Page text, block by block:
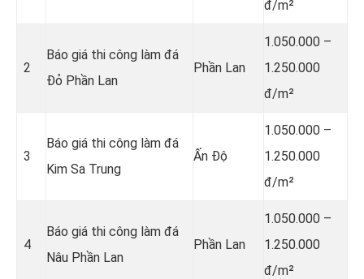
đ/m²
2
Báo giá thi công làm đá
Đỏ Phần Lan
Phần Lan
1.050.000 –
1.250.000
đ/m²
3
Báo giá thi công làm đá
Kim Sa Trung
Ấn Độ
1.050.000 –
1.250.000
đ/m²
4
Báo giá thi công làm đá
Nâu Phần Lan
Phần Lan
1.050.000 –
1.250.000
đ/m²